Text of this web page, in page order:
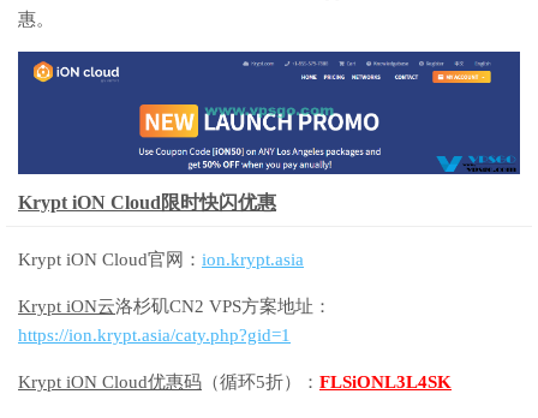
惠。
Krypt iON Cloud限时快闪优惠
Krypt iON Cloud官网： ion.krypt.asia
Krypt iON云洛杉矶CN2 VPS方案地址：
https://ion.krypt.asia/caty.php?gid=1
Krypt iON Cloud优惠码 （循环5折）： FLSiONL3L4SK